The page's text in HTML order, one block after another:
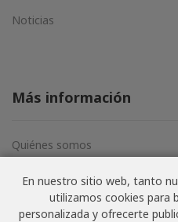
En nuestro sitio web, tanto
utilizamos cookies para
personalizada y ofrecerte
Noticias
Más información
Quiénes somos
Términos y condiciones
Política de privacidad